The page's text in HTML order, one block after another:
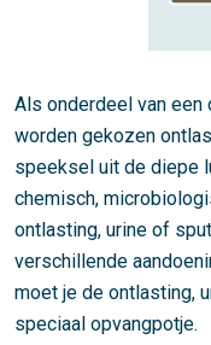
Als onderdeel van
worden gekozen
speeksel uit de diepe
chemisch,
ontlasting, urine of
verschillende
moet je de ontlasting,
speciaal opvangpotje.